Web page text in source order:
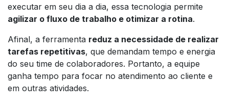
executar em seu dia a dia, essa tecnologia permite
agilizar o fluxo de trabalho e otimizar a rotina.
Afinal, a ferramenta reduz a necessidade de realizar
tarefas repetitivas, que demandam tempo e energia
do seu time de colaboradores. Portanto, a equipe
ganha tempo para focar no atendimento ao cliente e
em outras atividades.